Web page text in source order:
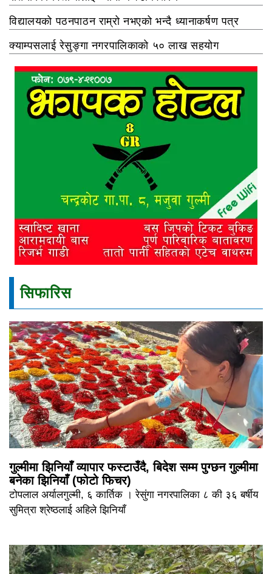
विद्यालयको पठनपाठन राम्रो नभएको भन्दै ध्यानाकर्षण पत्र
क्याम्पसलाई रेसुङ्गा नगरपालिकाको ५० लाख सहयोग
सिफारिस
गुल्मीमा झिनियाँ व्यापार फस्टाउँदै, बिदेश सम्म पुग्छन गुल्मीमा
बनेका झिनियाँ (फोटो फिचर)
टोपलाल अर्यालगुल्मी, ६ कार्तिक । रेसुंगा नगरपालिका ८ की ३६ बर्षीय
सुमित्रा श्रेष्ठलाई अहिले झिनियाँ